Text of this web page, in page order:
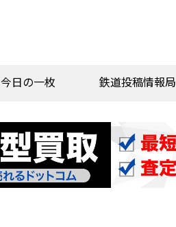
今日の一枚 鉄道投稿情報局